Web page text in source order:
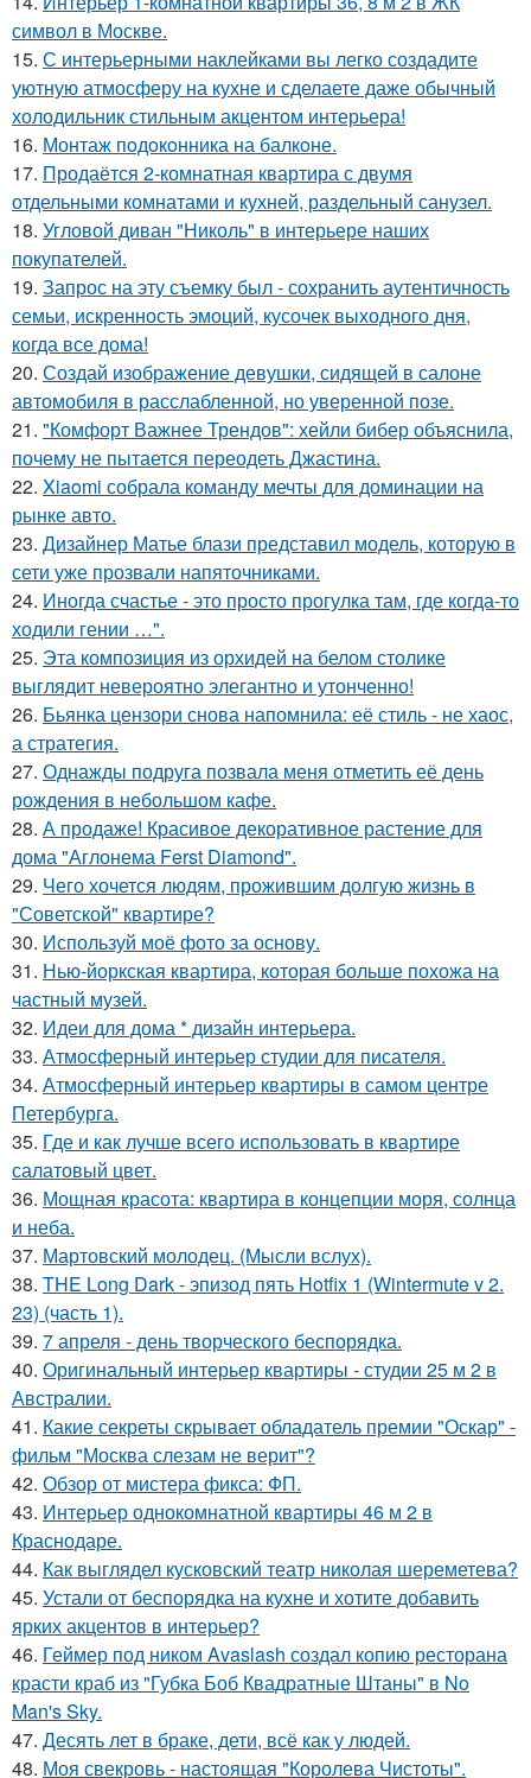
символ в Москве.
15. С интерьерными наклейками вы легко создадите
уютную атмосферу на кухне и сделаете даже обычный
холодильник стильным акцентом интерьера!
16. Монтаж пoдoкoнника на балкoне.
17. Продаётся 2-комнатная квартира с двумя
отдельными комнатами и кухней, раздельный санузел.
18. Угловой диван "Николь" в интерьере наших
покупателей.
19. Запрос на эту съемку был - сохранить аутентичность
семьи, искренность эмоций, кусочек выходного дня,
когда все дома!
20. Создай изображение девушки, сидящей в салоне
автомобиля в расслабленной, но уверенной позе.
21. "Комфорт Важнее Трендов": хейли бибер объяснила,
почему не пытается переодеть Джастина.
22. Xiaomi собрала команду мечты для доминации на
рынке авто.
23. Дизайнер Матье блази представил модель, которую в
сети уже прозвали напяточниками.
24. Иногда счастье - это просто прогулка там, где когда-то
ходили гении …".
25. Эта композиция из орхидей на белом столике
выглядит невероятно элегантно и утонченно!
26. Бьянка цензори снова напомнила: её стиль - не хаос,
а стратегия.
27. Однажды подруга позвала меня отметить её день
рождения в небольшом кафе.
28. А продаже! Красивое декоративное растение для
дома "Аглонема Ferst Diamond".
29. Чего хочется людям, прожившим долгую жизнь в
"Советской" квартире?
30. Используй моё фото за основу.
31. Нью-йоркская квартира, которая больше похожа на
частный музей.
32. Идеи для дома * дизайн интерьера.
33. Атмосферный интерьер студии для писателя.
34. Атмосферный интерьер квартиры в самом центре
Петербурга.
35. Где и как лучше всего использовать в квартире
салатовый цвет.
36. Мощная красота: квартира в концепции моря, солнца
и неба.
37. Мартовский молодец. (Мысли вслух).
38. THE Long Dark - эпизод пять Hotfix 1 (Wintermute v 2.
23) (часть 1).
39. 7 апреля - день творческого беспорядка.
40. Оригинальный интерьер квартиры - студии 25 м 2 в
Австралии.
41. Какие секреты скрывает обладатель премии "Оскар" -
фильм "Москва слезам не верит"?
42. Обзор от мистера фикса: ФП.
43. Интерьер однокомнатной квартиры 46 м 2 в
Краснодаре.
44. Как выглядел кусковский театр николая шереметева?
45. Устали от беспорядка на кухне и хотите добавить
ярких акцентов в интерьер?
46. Геймер под ником Avaslash создал копию ресторана
красти краб из "Губка Боб Квадратные Штаны" в No
Man's Sky.
47. Десять лет в браке, дети, всё как у людей.
48. Моя свекровь - настоящая "Королева Чистоты".